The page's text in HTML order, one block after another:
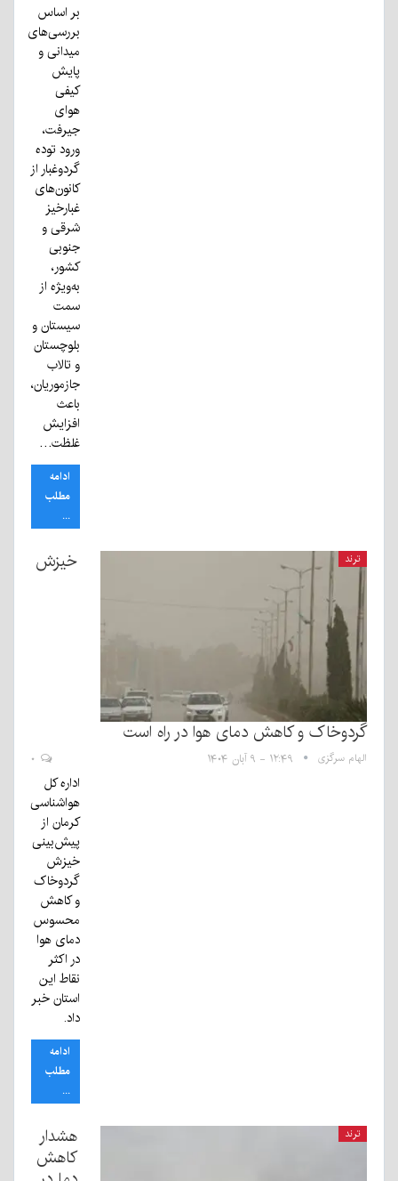
بر اساس
بررسی‌های
میدانی و
پایش
کیفی
هوای
جیرفت،
ورود توده
گردوغبار از
کانون‌های
غبارخیز
شرقی و
جنوبی
کشور،
به‌ویژه از
سمت
سیستان و
بلوچستان
و تالاب
جازموریان،
باعث
افزایش
غلظت…
ادامه
مطلب
...
ترند خیزش
گردوخاک و کاهش دمای هوا در راه است
الهام سرگزی ۱۲:۴۹ - ۹ آبان ۱۴۰۴
اداره کل
هواشناسی
کرمان از
پیش‌بینی
خیزش
گردوخاک
و کاهش
محسوس
دمای هوا
در اکثر
نقاط این
استان خبر
داد.
ادامه
مطلب
...
ترند
هشدار
کاهش